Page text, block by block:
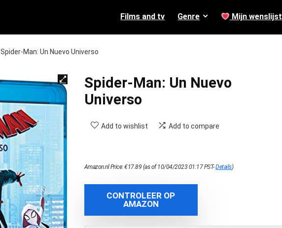
Films and tv Genre Mijn wenslijst
Spider-Man: Un Nuevo Universo
Spider-Man: Un Nuevo
Universo
Add to wishlist Add to compare
Amazon.nl Price:€17.89 (as of 10/04/2023 01:17 PST-Details)
CONTROLEER OP
AMAZON